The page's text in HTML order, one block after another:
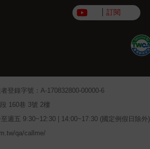
訂閱
登錄字號：A-170832800-00000-6
160巷 3號 2樓
週五 9:30~12:30 | 14:00~17:30 (國定例假日除外)
qa/callme/